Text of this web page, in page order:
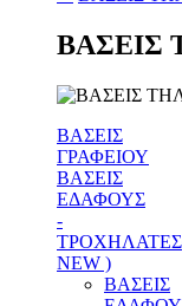
ΒΑΣΕΙΣ
ΒΑΣΕΙΣ
ΓΡΑΦΕΙΟΥ
ΒΑΣΕΙΣ
ΕΔΑΦΟΥΣ
-
NEW )
ΒΑΣΕΙΣ